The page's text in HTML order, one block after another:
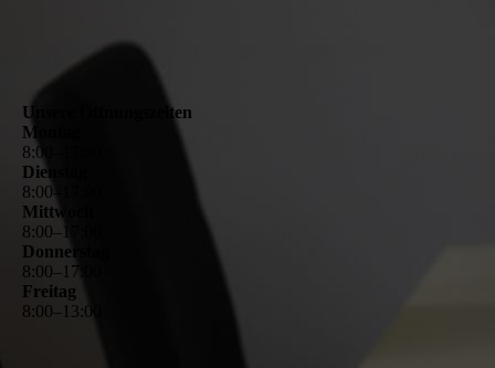
Unsere Öffnungszeiten
Montag
8:00
Dienstag
8:00–
Mittwoch
8:00–
Donnerstag
8:00– 17
Freitag
8:00– 13:00